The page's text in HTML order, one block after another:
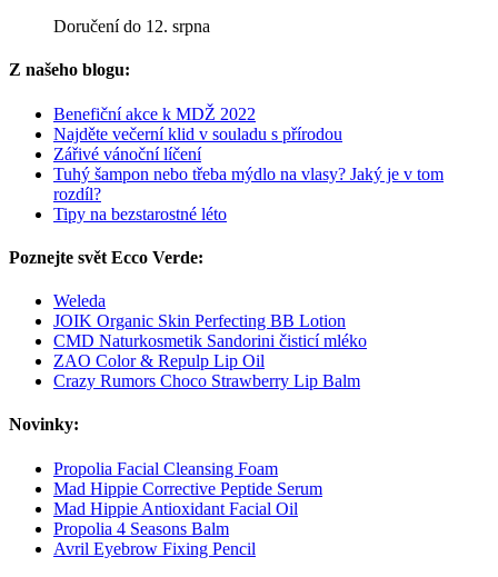
Doručení do 12. srpna
Z našeho blogu:
Benefiční akce k MDŽ 2022
Najděte večerní klid v souladu s přírodou
Zářivé vánoční líčení
Tuhý šampon nebo třeba mýdlo na vlasy? Jaký je v tom
rozdíl?
Tipy na bezstarostné léto
Poznejte svět Ecco Verde:
Weleda
JOIK Organic Skin Perfecting BB Lotion
CMD Naturkosmetik Sandorini čisticí mléko
ZAO Color & Repulp Lip Oil
Crazy Rumors Choco Strawberry Lip Balm
Novinky:
Propolia Facial Cleansing Foam
Mad Hippie Corrective Peptide Serum
Mad Hippie Antioxidant Facial Oil
Propolia 4 Seasons Balm
Avril Eyebrow Fixing Pencil